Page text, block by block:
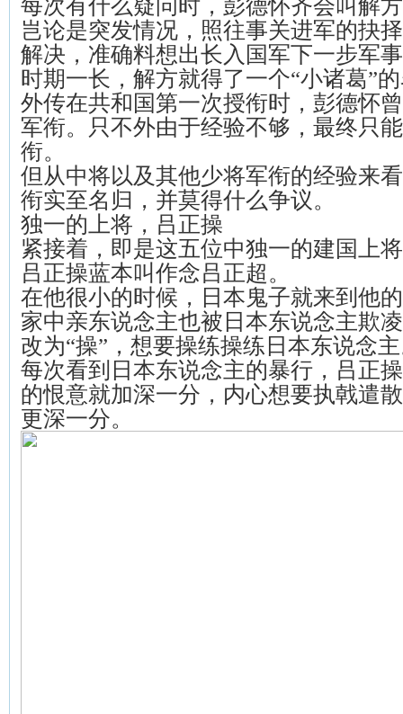
每次有什么疑问时，彭德怀齐会叫解
岂论是突发情况，照往事关进军的抉
解决，准确料想出长入国军下一步军
时期一长，解方就得了一个“小诸葛”
外传在共和国第一次授衔时，彭德怀
军衔。只不外由于经验不够，最终只
衔。
但从中将以及其他少将军衔的经验来
衔实至名归，并莫得什么争议。
独一的上将，吕正操
紧接着，即是这五位中独一的建国上
吕正操蓝本叫作念吕正超。
在他很小的时候，日本鬼子就来到他
家中亲东说念主也被日本东说念主欺
改为“操”，想要操练操练日本东说念
每次看到日本东说念主的暴行，吕正
的恨意就加深一分，内心想要执戟遣
更深一分。